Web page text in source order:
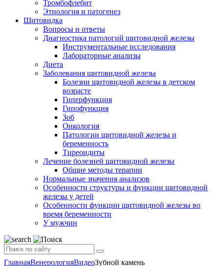
Тромбофлебит
Этиология и патогенез
Щитовидка
Вопросы и ответы
Диагностика патологий щитовидной железы
Инструментальные исследования
Лабораторные анализы
Диета
Заболевания щитовидной железы
Болезни щитовидной железы в детском
возрасте
Гиперфункция
Гипофункция
Зоб
Онкология
Патологии щитовидной железы и
беременность
Тиреоидиты
Лечение болезней щитовидной железы
Общие методы терапии
Нормальные значения анализов
Особенности структуры и функции щитовидной
железы у детей
Особенности функции щитовидной железы во
время беременности
У мужчин
ГлавнаяВенерологияВидеоЗубной камень